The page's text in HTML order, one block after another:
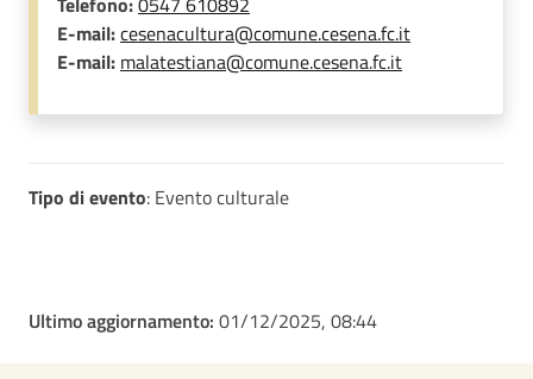
E-mail:cesenacultura@comune.cesena.fc.it
E-mail: malatestiana@comune.cesena.fc.it
Tipo di evento: Evento culturale
Ultimo aggiornamento: 01/12/2025, 08:44